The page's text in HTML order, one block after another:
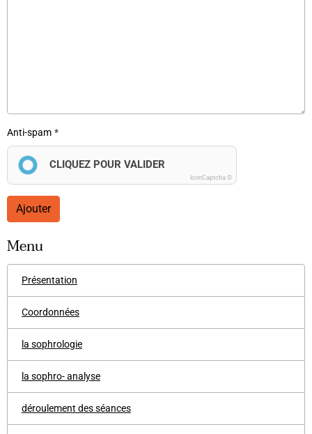
Anti-spam
CLIQUEZ POUR VALIDER
IconCaptcha ©
Ajouter
Menu
Présentation
Coordonnées
la sophrologie
la sophro- analyse
déroulement des séances